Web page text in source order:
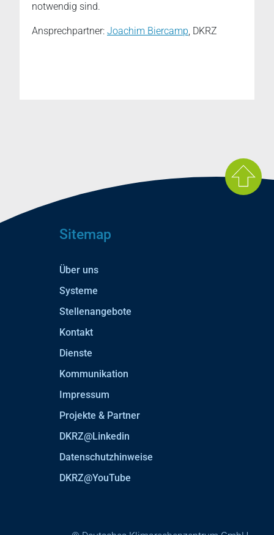
notwendig sind.
Ansprechpartner: Joachim Biercamp, DKRZ
Sitemap
Über uns
Systeme
Stellenangebote
Kontakt
Dienste
Kommunikation
Impressum
Projekte & Partner
DKRZ@Linkedin
Datenschutzhinweise
DKRZ@YouTube